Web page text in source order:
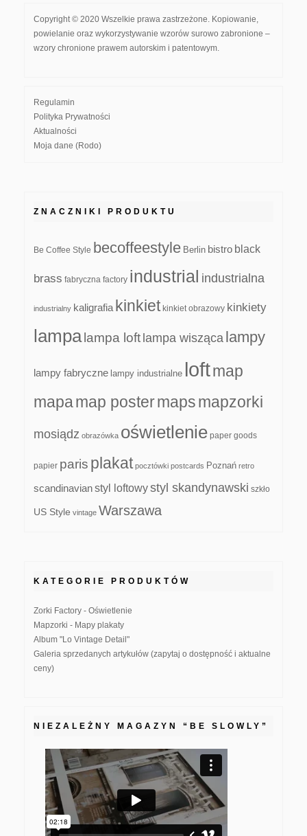
Copyright © 2020 Wszelkie prawa zastrzeżone. Kopiowanie,
powielanie oraz wykorzystywanie wzorów surowo zabronione –
wzory chronione prawem autorskim i patentowym.
Regulamin
Polityka Prywatności
Aktualności
Moja dane (Rodo)
ZNACZNIKI PRODUKTU
Be Coffee Style becoffeestyle Berlin bistro black
brass fabryczna factory industrial industrialna
industrialny kaligrafia kinkiet kinkiet obrazowy kinkiety
lampa lampa loft lampa wisząca lampy
lampy fabryczne lampy industrialne loftmap
mapamap postermapsmapzorki
mosiądz obrazówka oświetlenie paper goods
papier paris plakat pocztówki postcards Poznań retro
scandinavianstyl loftowystyl skandynawski szkło
US Style vintage Warszawa
KATEGORIE PRODUKTÓW
Zorki Factory - Oświetlenie
Mapzorki - Mapy plakaty
Album "Lo Vintage Detail"
Galeria sprzedanych artykułów (zapytaj o dostępność i aktualne
ceny)
NIEZALEŻNY MAGAZYN “BE SLOWLY”